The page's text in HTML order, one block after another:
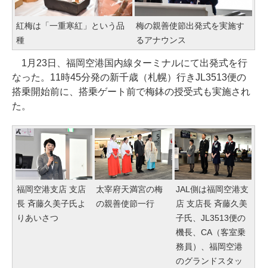
紅梅は「一重寒紅」という品
種
梅の親善使節出発式を実施す
るアナウンス
1月23日、福岡空港国内線ターミナルにて出発式を行
なった。11時45分発の新千歳（札幌）行きJL3513便の
搭乗開始前に、搭乗ゲート前で梅鉢の授受式も実施され
た。
福岡空港支店 支店
長 斉藤久美子氏よ
りあいさつ
太宰府天満宮の梅
の親善使節一行
JAL側は福岡空港支
店 支店長 斉藤久美
子氏、JL3513便の
機長、CA（客室乗
務員）、福岡空港
のグランドスタッ